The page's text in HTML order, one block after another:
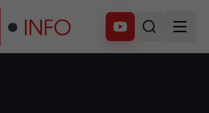
Абонирай се